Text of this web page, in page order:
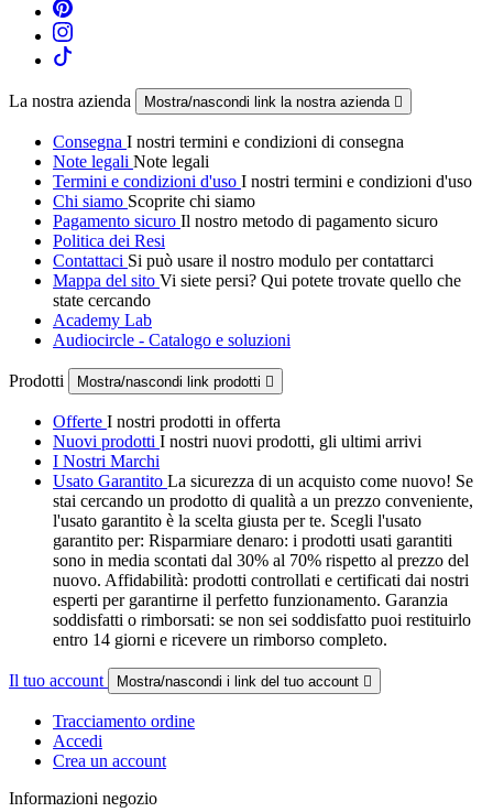
La nostra azienda Mostra/nascondi link la nostra azienda 
Consegna I nostri termini e condizioni di consegna
Note legali Note legali
Termini e condizioni d'uso I nostri termini e condizioni d'uso
Chi siamo Scoprite chi siamo
Pagamento sicuro Il nostro metodo di pagamento sicuro
Politica dei Resi
Contattaci Si può usare il nostro modulo per contattarci
Mappa del sito Vi siete persi? Qui potete trovate quello che
state cercando
Academy Lab
Audiocircle - Catalogo e soluzioni
Prodotti Mostra/nascondi link prodotti 
Offerte I nostri prodotti in offerta
Nuovi prodotti I nostri nuovi prodotti, gli ultimi arrivi
I Nostri Marchi
Usato Garantito La sicurezza di un acquisto come nuovo! Se
stai cercando un prodotto di qualità a un prezzo conveniente,
l'usato garantito è la scelta giusta per te. Scegli l'usato
garantito per: Risparmiare denaro: i prodotti usati garantiti
sono in media scontati dal 30% al 70% rispetto al prezzo del
nuovo. Affidabilità: prodotti controllati e certificati dai nostri
esperti per garantirne il perfetto funzionamento. Garanzia
soddisfatti o rimborsati: se non sei soddisfatto puoi restituirlo
entro 14 giorni e ricevere un rimborso completo.
Il tuo account Mostra/nascondi i link del tuo account 
Tracciamento ordine
Accedi
Crea un account
Informazioni negozio